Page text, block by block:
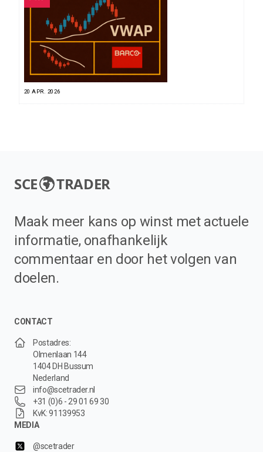
20 APR. 2026
SCE TRADER
Maak meer kans op winst met actuele
informatie, onafhankelijk
commentaar en door het volgen van
doelen.
CONTACT
Postadres:
Olmenlaan 144
1404 DH Bussum
Nederland
info@scetrader.nl
+31 (0)6 - 29 01 69 30
KvK: 91139953
MEDIA
@scetrader